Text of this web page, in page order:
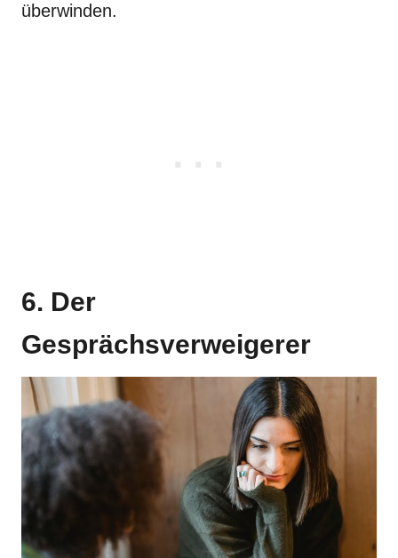
überwinden.
6. Der
Gesprächsverweigerer